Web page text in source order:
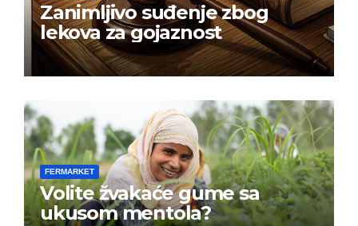
Zanimljivo suđenje zbog
lekova za gojaznost
FERMARKET
Volite žvakaće gume sa
ukusom mentola?